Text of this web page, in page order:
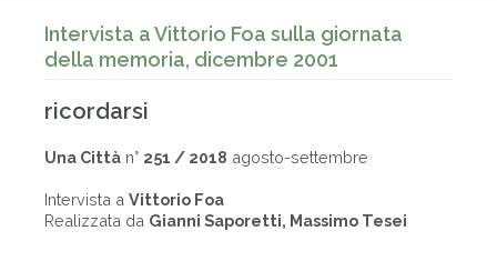
Intervista a Vittorio Foa sulla giornata
della memoria, dicembre 2001
ricordarsi
Una Città n° 251 / 2018 agosto-settembre
Intervista a Vittorio Foa
Realizzata da Gianni Saporetti, Massimo Tesei